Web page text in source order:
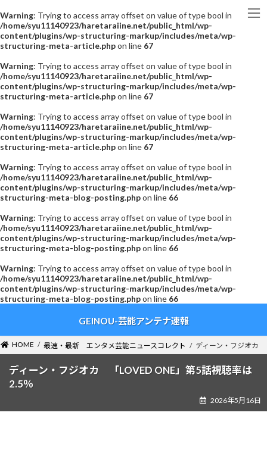
Warning: Trying to access array offset on value of type bool in
/home/syu11140923/haretaraiine.net/public_html/wp-
content/plugins/wp-structuring-markup/includes/meta/wp-
structuring-meta-article.phpon line 67
Warning: Trying to access array offset on value of type bool in
/home/syu11140923/haretaraiine.net/public_html/wp-
content/plugins/wp-structuring-markup/includes/meta/wp-
structuring-meta-article.phpon line 67
Warning: Trying to access array offset on value of type bool in
/home/syu11140923/haretaraiine.net/public_html/wp-
content/plugins/wp-structuring-markup/includes/meta/wp-
structuring-meta-article.phpon line 67
Warning: Trying to access array offset on value of type bool in
/home/syu11140923/haretaraiine.net/public_html/wp-
content/plugins/wp-structuring-markup/includes/meta/wp-
structuring-meta-blog-posting.phpon line 66
Warning: Trying to access array offset on value of type bool in
/home/syu11140923/haretaraiine.net/public_html/wp-
content/plugins/wp-structuring-markup/includes/meta/wp-
structuring-meta-blog-posting.phpon line 66
Warning: Trying to access array offset on value of type bool in
/home/syu11140923/haretaraiine.net/public_html/wp-
content/plugins/wp-structuring-markup/includes/meta/wp-
structuring-meta-blog-posting.phpon line 66
ン
ツ
ー
シ
GEINOU-芸能アンテナ速報
HOME 最速・最新 エンタメ芸能ニュースコレクト ディーン・フジオカ
ディーン・フジオカ 「LOVED ONE」第5話視聴率は
2.5％
2026年5月16日